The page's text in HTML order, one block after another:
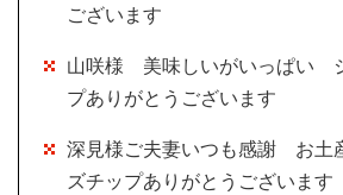
ございます
山咲様 美味しいがいっぱい
プありがとうございます
深見様ご夫妻いつも感謝 お
ズチップありがとうございます